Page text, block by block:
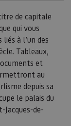
de capitale
qui vous
à l’un des
Tableaux,
et
au
depuis sa
le palais du
Jacques-de-